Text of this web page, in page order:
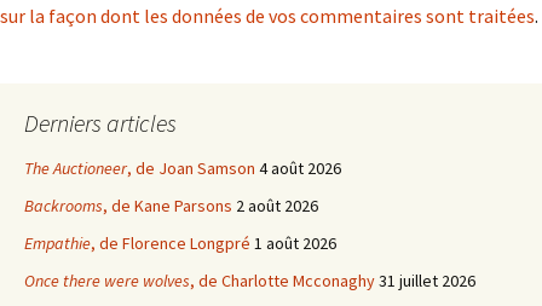
sur la façon dont les données de vos commentaires sont traitées.
Derniers articles
The Auctioneer, de Joan Samson 4 août 2026
Backrooms, de Kane Parsons 2 août 2026
Empathie, de Florence Longpré 1 août 2026
Once there were wolves, de Charlotte Mcconaghy31 juillet 2026